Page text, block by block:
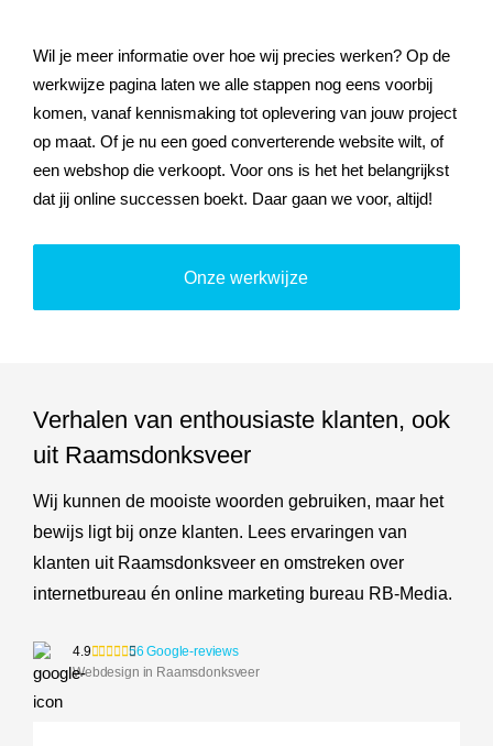
Wil je meer informatie over hoe wij precies werken? Op de
werkwijze pagina laten we alle stappen nog eens voorbij
komen, vanaf kennismaking tot oplevering van jouw project
op maat. Of je nu een goed converterende website wilt, of
een webshop die verkoopt. Voor ons is het het belangrijkst
dat jij online successen boekt. Daar gaan we voor, altijd!
Onze werkwijze
Verhalen van enthousiaste klanten, ook
uit Raamsdonksveer
Wij kunnen de mooiste woorden gebruiken, maar het
bewijs ligt bij onze klanten. Lees ervaringen van
klanten uit Raamsdonksveer en omstreken over
internetbureau én online marketing bureau RB-Media.
4.9
56 Google-reviews
Webdesign in Raamsdonksveer